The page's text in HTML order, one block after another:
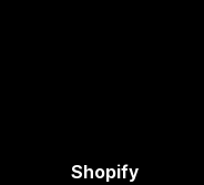
Shopify